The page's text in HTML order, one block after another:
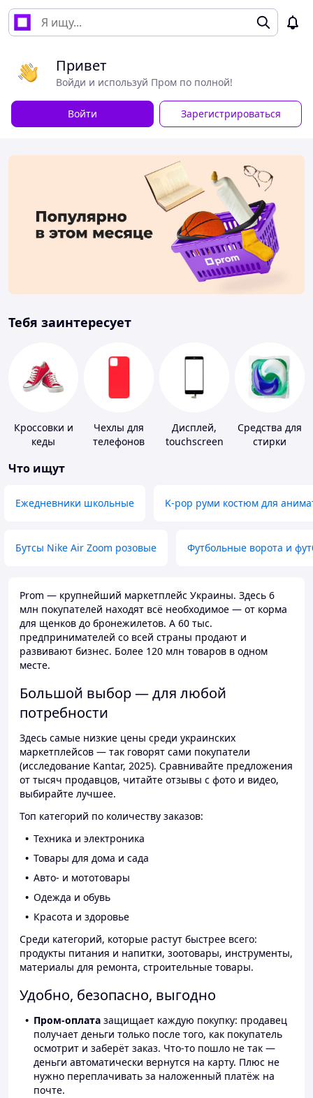
Привет
Войди и используй Пром по полной!
Войти Зарегистрироваться
Тебя заинтересует
Кроссовки и
кеды
Чехлы для
телефонов
Дисплей,
touchscreen
Средства для
стирки
Что ищут
Ежедневники школьные K-pop руми костюм для
Бутсы Nike Air Zoom розовые Футбольные ворота и
Prom — крупнейший маркетплейс Украины. Здесь 6
млн покупателей находят всё необходимое — от корма
для щенков до бронежилетов. А 60 тыс.
предпринимателей со всей страны продают и
развивают бизнес. Более 120 млн товаров в одном
месте.
Большой выбор — для любой
потребности
Здесь самые низкие цены среди украинских
маркетплейсов — так говорят сами покупатели
(исследование Kantar, 2025). Сравнивайте предложения
от тысяч продавцов, читайте отзывы с фото и видео,
выбирайте лучшее.
Топ категорий по количеству заказов:
Техника и электроника
Товары для дома и сада
Авто- и мототовары
Одежда и обувь
Красота и здоровье
Среди категорий, которые растут быстрее всего:
продукты питания и напитки, зоотовары, инструменты,
материалы для ремонта, строительные товары.
Удобно, безопасно, выгодно
Пром-оплата защищает каждую покупку: продавец
получает деньги только после того, как покупатель
осмотрит и заберёт заказ. Что-то пошло не так —
деньги автоматически вернутся на карту. Плюс не
нужно переплачивать за наложенный платёж на
почте.